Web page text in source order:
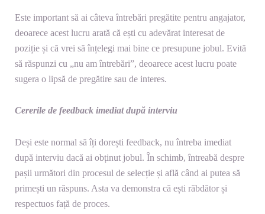
Este important să ai câteva întrebări pregătite pentru angajator,
deoarece acest lucru arată că ești cu adevărat interesat de
poziție și că vrei să înțelegi mai bine ce presupune jobul. Evită
să răspunzi cu „nu am întrebări”, deoarece acest lucru poate
sugera o lipsă de pregătire sau de interes.
Cererile de feedback imediat după interviu
Deși este normal să îți dorești feedback, nu întreba imediat
după interviu dacă ai obținut jobul. În schimb, întreabă despre
pașii următori din procesul de selecție și află când ai putea să
primești un răspuns. Asta va demonstra că ești răbdător și
respectuos față de proces.